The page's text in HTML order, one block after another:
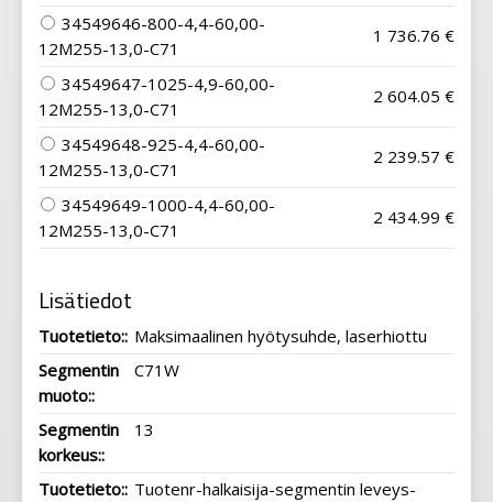
34549646-800-4,4-60,00-
12M255-13,0-C71
1 736.76 €
34549647-1025-4,9-60,00-
12M255-13,0-C71
2 604.05 €
34549648-925-4,4-60,00-
12M255-13,0-C71
2 239.57 €
34549649-1000-4,4-60,00-
12M255-13,0-C71
2 434.99 €
Lisätiedot
Tuotetieto:: Maksimaalinen hyötysuhde, laserhiottu
Segmentin
muoto::
C71W
Segmentin
korkeus::
13
Tuotetieto:: Tuotenr-halkaisija-segmentin leveys-